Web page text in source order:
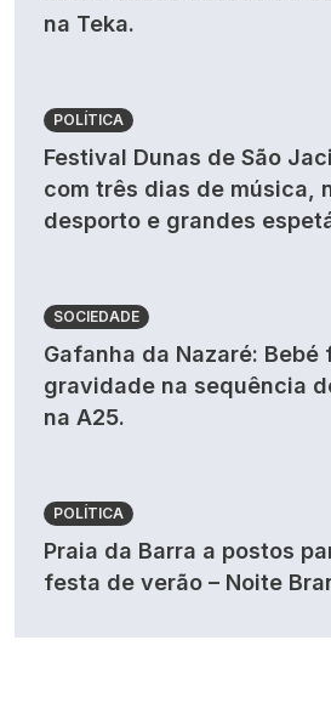
na Teka.
POLÍTICA
Festival Dunas de São
com três dias de música,
desporto e grandes
SOCIEDADE
Gafanha da Nazaré: Bebé
gravidade na sequência
na A25.
POLÍTICA
Praia da Barra a postos
festa de verão – Noite